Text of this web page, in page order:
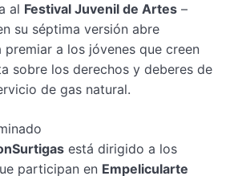
al Festival Juvenil de Artes –
su séptima versión abre
premiar a los jóvenes que creen
sobre los derechos y deberes de
de gas natural.
está dirigido a los
participan en Empelicularte